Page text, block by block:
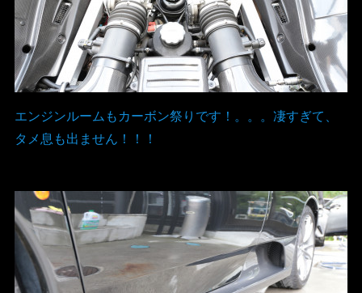
エンジンルームもカーボン祭りです！。。。凄すぎて、
タメ息も出ません！！！